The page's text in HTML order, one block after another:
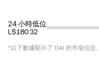
24 小時低位
L$180.32
*以下數據顯示了 DAI 的市場信息。